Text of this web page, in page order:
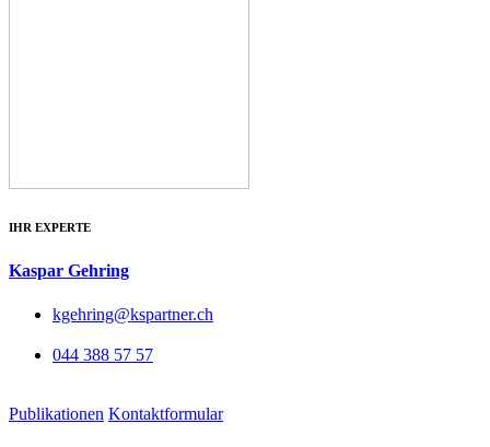
IHR EXPERTE
Kaspar Gehring
kgehring@kspartner.ch
044 388 57 57
Publikationen Kontaktformular